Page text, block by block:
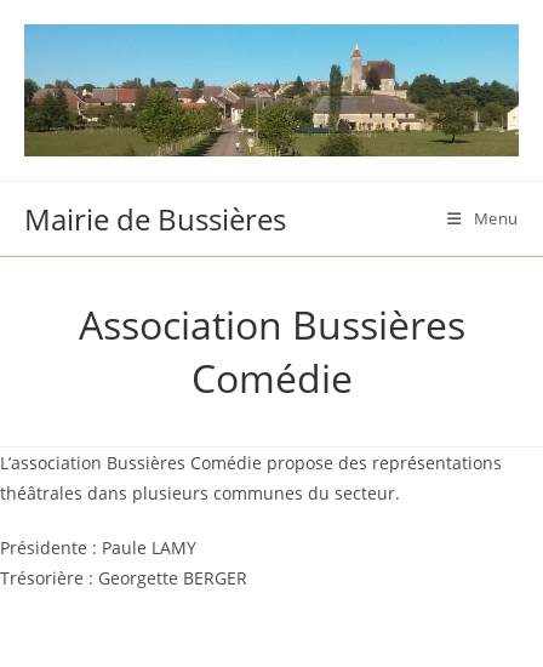
content
Mairie de Bussières Menu
Association Bussières
Comédie
L’association Bussières Comédie propose des représentations
théâtrales dans plusieurs communes du secteur.
Présidente : Paule LAMY
Trésorière : Georgette BERGER